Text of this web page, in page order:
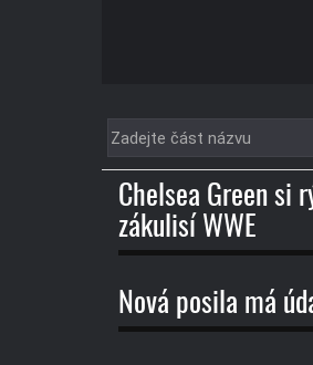
Zadejte
část
názvu
Chelsea Green si
zákulisí WWE
Nová posila má